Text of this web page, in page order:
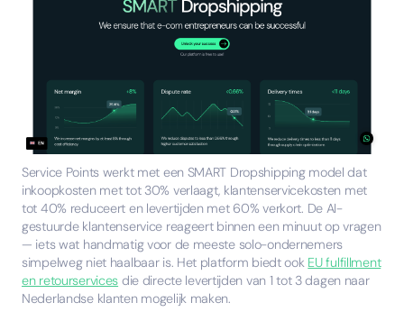
Service Points werkt met een SMART Dropshipping model dat
inkoopkosten met tot 30% verlaagt, klantenservicekosten met
tot 40% reduceert en levertijden met 60% verkort. De AI-
gestuurde klantenservice reageert binnen een minuut op vragen
— iets wat handmatig voor de meeste solo-ondernemers
simpelweg niet haalbaar is. Het platform biedt ook EU fulfillment
en retourservices die directe levertijden van 1 tot 3 dagen naar
Nederlandse klanten mogelijk maken.